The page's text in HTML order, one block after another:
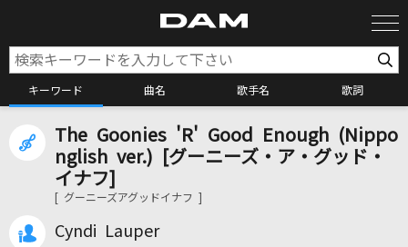
キーワード 曲名 歌手名 歌詞
カラオケ検索
カラオケ店舗検索
The Goonies 'R' Good Enough (Nippo
nglish ver.) [グーニーズ・ア・グッド・
イナフ]
[ グーニーズアグッドイナフ ]
Cyndi Lauper